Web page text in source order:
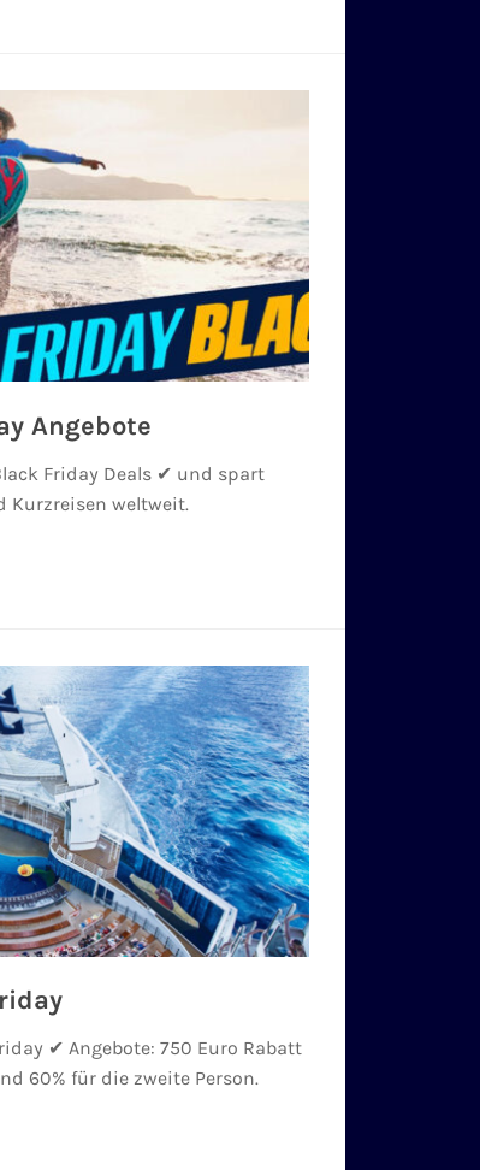
Angebote
Friday Deals ✔ und spart
Kurzreisen weltweit.
✔ Angebote: 750 Euro Rabatt
60% für die zweite Person.